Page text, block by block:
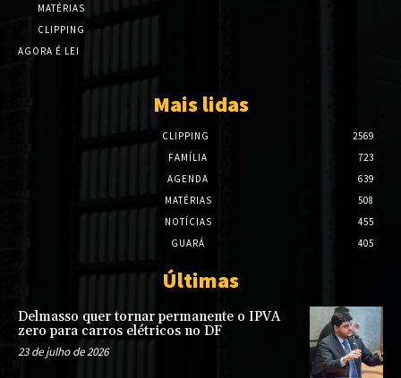
MATÉRIAS
CLIPPING
AGORA É LEI
Mais lidas
CLIPPING
2569
FAMÍLIA
723
AGENDA
639
MATÉRIAS
508
NOTÍCIAS
455
GUARÁ
405
Últimas
Delmasso quer tornar permanente o IPVA
zero para carros elétricos no DF
23 de julho de 2026